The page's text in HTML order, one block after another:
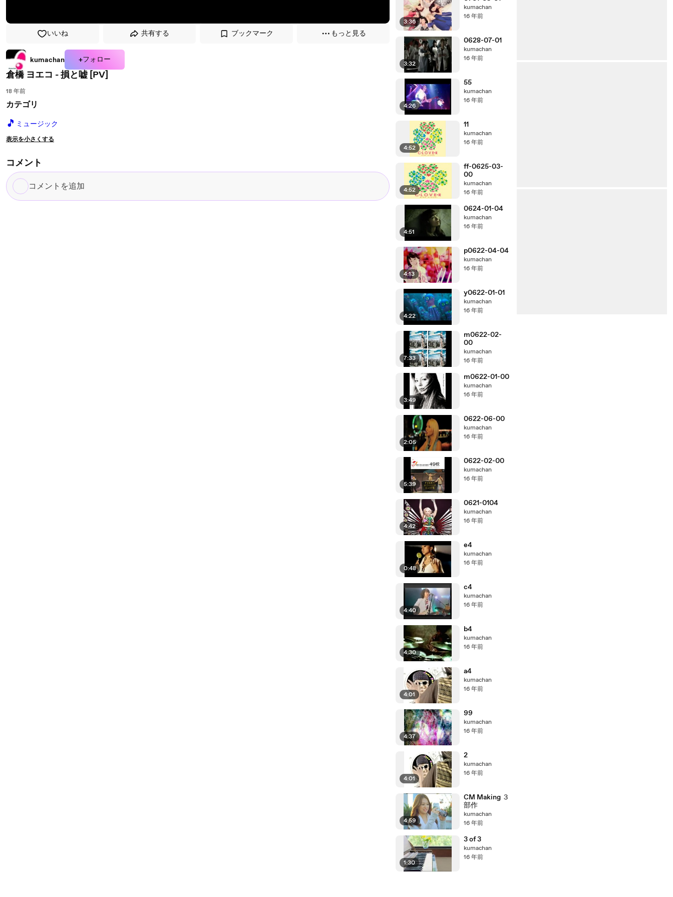
いいね 共有する ブックマーク もっと見る
kumachan +フォロー
倉橋 ヨエコ - 損と嘘 [PV]
18 年前
カテゴリ
🎵 ミュージック
表示を小さくする
コメント
コ
メ
3:36
kumachan
16 年前
3:32
0628-07-01
kumachan
16 年前
4:26
55
kumachan
16 年前
4:52
11
kumachan
16 年前
4:52
ff-0625-03-
00
kumachan
16 年前
4:51
0624-01-04
kumachan
16 年前
4:13
p0622-04-04
kumachan
16 年前
4:22
y0622-01-01
kumachan
16 年前
7:33
m0622-02-
00
kumachan
16 年前
3:49
m0622-01-00
kumachan
16 年前
2:05
0622-06-00
kumachan
16 年前
5:39
0622-02-00
kumachan
16 年前
4:42
0621-0104
kumachan
16 年前
0:48
e4
kumachan
16 年前
4:40
c4
kumachan
16 年前
4:30
b4
kumachan
16 年前
4:01
a4
kumachan
16 年前
4:37
99
kumachan
16 年前
4:01
2
kumachan
16 年前
4:59
CM Making ３
部作
kumachan
16 年前
1:30
3 of 3
kumachan
16 年前